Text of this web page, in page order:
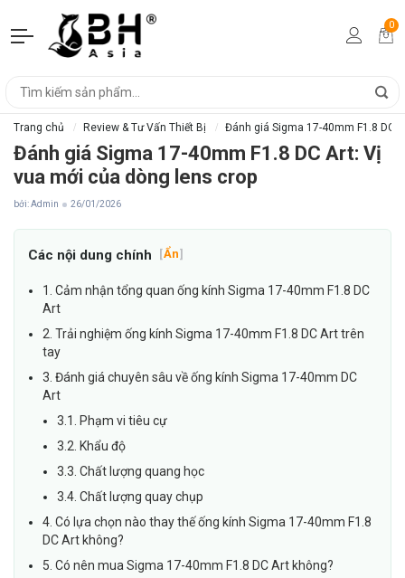
0
Trang chủ Review & Tư Vấn Thiết Bị Đánh giá Sigma 17-40mm F1.8 DC
Đánh giá Sigma 17-40mm F1.8 DC Art: Vị
vua mới của dòng lens crop
bởi: Admin 26/01/2026
Các nội dung chính [Ẩn]
1. Cảm nhận tổng quan ống kính Sigma 17-40mm F1.8 DC
Art
2. Trải nghiệm ống kính Sigma 17-40mm F1.8 DC Art trên
tay
3. Đánh giá chuyên sâu về ống kính Sigma 17-40mm DC
Art
3.1. Phạm vi tiêu cự
3.2. Khẩu độ
3.3. Chất lượng quang học
3.4. Chất lượng quay chụp
4. Có lựa chọn nào thay thế ống kính Sigma 17-40mm F1.8
DC Art không?
5. Có nên mua Sigma 17-40mm F1.8 DC Art không?